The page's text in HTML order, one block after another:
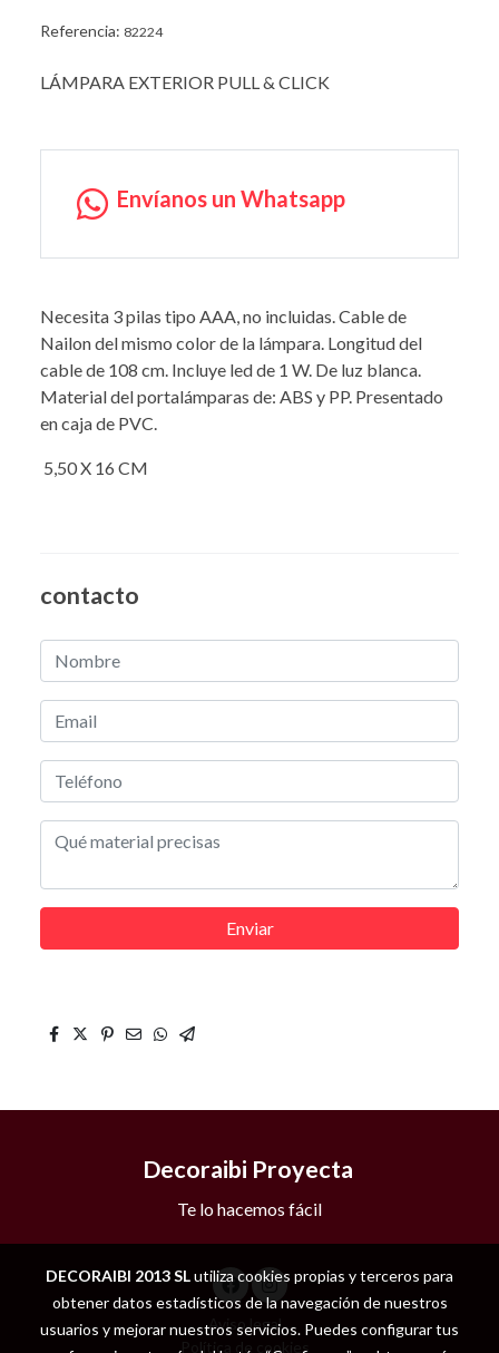
Referencia: 82224
LÁMPARA EXTERIOR PULL & CLICK
Envíanos un Whatsapp
Necesita 3 pilas tipo AAA, no incluidas. Cable de
Nailon del mismo color de la lámpara. Longitud del
cable de 108 cm. Incluye led de 1 W. De luz blanca.
Material del portalámparas de: ABS y PP. Presentado
en caja de PVC.
5,50 X 16 CM
contacto
Enviar
Decoraibi Proyecta
Te lo hacemos fácil
Aviso legal
Política de cookies
DECORAIBI 2013 SLutiliza cookies propias y terceros para
obtener datos estadísticos de la navegación de nuestros
usuarios y mejorar nuestros servicios. Puedes configurar tus